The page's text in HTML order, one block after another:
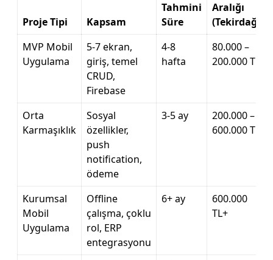
Proje Tipi Kapsam
Tahmini
Süre
Aralığı
(Tekirdağ)
MVP Mobil
Uygulama
5-7 ekran,
giriş, temel
CRUD,
Firebase
4-8
hafta
80.000 –
200.000 TL
Orta
Karmaşıklık
Sosyal
özellikler,
push
notification,
ödeme
3-5 ay
200.000 –
600.000 TL
Kurumsal
Mobil
Uygulama
Offline
çalışma, çoklu
rol, ERP
entegrasyonu
6+ ay
600.000
TL+